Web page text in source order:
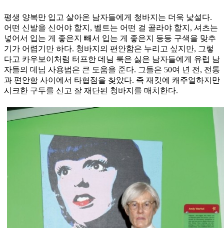
평생 양복만 입고 살아온 남자들에게 청바지는 더욱 낯설다.
어떤 신발을 신어야 할지, 벨트는 어떤 걸 골라야 할지, 셔츠는
넣어서 입는 게 좋은지 빼서 입는 게 좋은지 등등 구색을 맞추
기가 어렵기만 하다. 청바지의 편안함은 누리고 싶지만, 그렇
다고 카우보이처럼 터프한 데님 룩은 싫은 남자들에게 유럽 남
자들의 데님 사용법은 큰 도움을 준다. 그들은 50여 년 전, 전통
과 편안함 사이에서 타협점을 찾았다. 즉 재킷에 캐주얼하지만
시크한 구두를 신고 잘 재단된 청바지를 매치한다.